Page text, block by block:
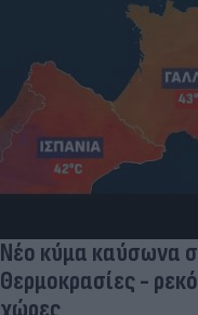
Νέο κύμα καύσωνα
Θερμοκρασίες -
χώρες